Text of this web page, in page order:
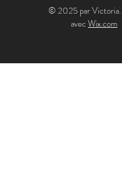
© 2025 par
avecWix.com